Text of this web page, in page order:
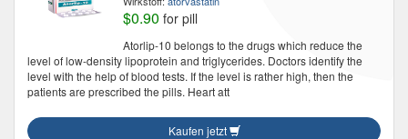
$0.90 for pill
Atorlip-10 belongs to the drugs which reduce the
level of low-density lipoprotein and triglycerides. Doctors identify the
level with the help of blood tests. If the level is rather high, then the
patients are prescribed the pills. Heart att
Kaufen jetzt